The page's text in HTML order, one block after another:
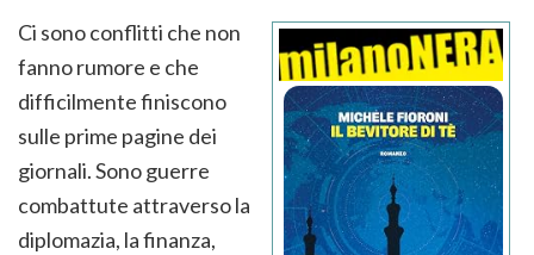
Ci sono conflitti che non
fanno rumore e che
difficilmente finiscono
sulle prime pagine dei
giornali. Sono guerre
combattute attraverso la
diplomazia, la finanza,